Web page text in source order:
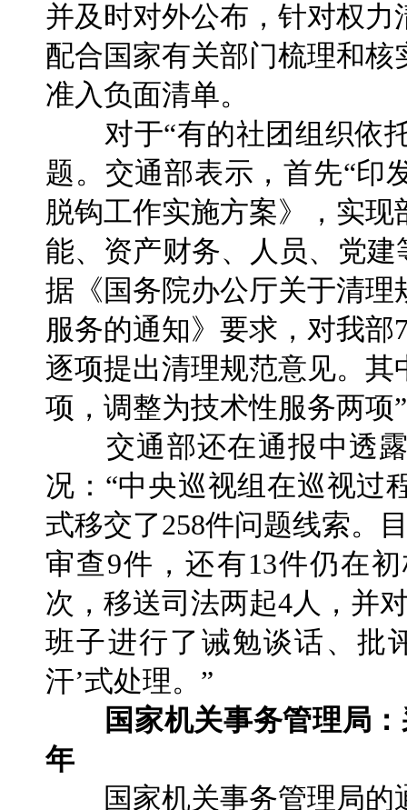
并及时对外公布，针对权
配合国家有关部门梳理和
准入负面清单。
对于“有的社团组织依托
题。交通部表示，首先“印
脱钩工作实施方案》，实
能、资产财务、人员、党建
据《国务院办公厅关于清
服务的通知》要求，对我
逐项提出清理规范意见。
项，调整为技术性服务两项
交通部还在通报中透露
况：“中央巡视组在巡视过
式移交了258件问题线索。
审查9件，还有13件仍在
次，移送司法两起4人，并
班子进行了诫勉谈话、批
汗’式处理。”
国家机关事务管理局
年
国家机关事务管理局的